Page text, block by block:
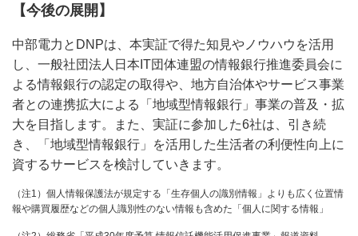
【今後の展開】
中部電力とDNPは、本実証で得た知見やノウハウを活用
し、一般社団法人日本IT団体連盟の情報銀行推進委員会に
よる情報銀行の認定の取得や、地方自治体やサービス事業
者との連携拡大による「地域型情報銀行」事業の普及・拡
大を目指します。また、実証に参加した6社は、引き続
き、「地域型情報銀行」を活用した生活者の利便性向上に
資するサービスを検討していきます。
（注1）個人情報保護法が規定する「生存個人の識別情報」よりも広く位置情
報や購買履歴などの個人識別性のない情報も含めた「個人に関する情報」